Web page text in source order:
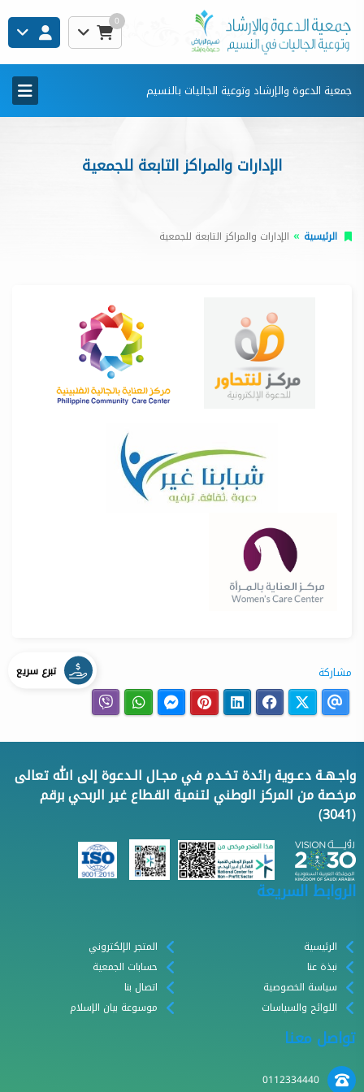
0
جمعية الدعوة والإرشاد وتوعية الجاليات بالنسيم
الإدارات والمراكز التابعة للجمعية
الرئيسية الإدارات والمراكز التابعة للجمعية
مشاركة
واجـهـة دعـوية رائدة تخـدم في مجـال الـدعوة إلى الله تعالى
مرخصة من المركز الوطني لتنمية القطاع غير الربحي برقم
(3041)
الروابط السريعة
الرئيسية
نبذة عنا
سياسة الخصوصية
اللوائح والسياسات
المتجر الإلكتروني
حسابات الجمعية
اتصال بنا
موسوعة بيان الإسلام
تواصل معنا
0112334440
تبرع سريع